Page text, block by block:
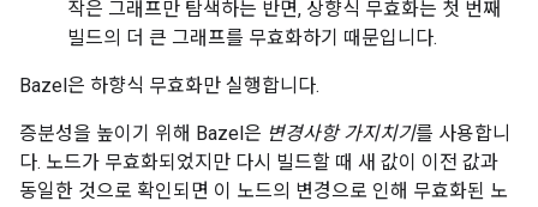
작은 그래프만 탐색하는 반면, 상향식 무효화는 첫 번째
빌드의 더 큰 그래프를 무효화하기 때문입니다.
Bazel은 하향식 무효화만 실행합니다.
증분성을 높이기 위해 Bazel은 변경사항 가지치기를 사용합니
다. 노드가 무효화되었지만 다시 빌드할 때 새 값이 이전 값과
동일한 것으로 확인되면 이 노드의 변경으로 인해 무효화된 노